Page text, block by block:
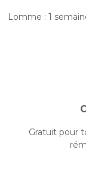
Lomme : 1
Gratuit pour